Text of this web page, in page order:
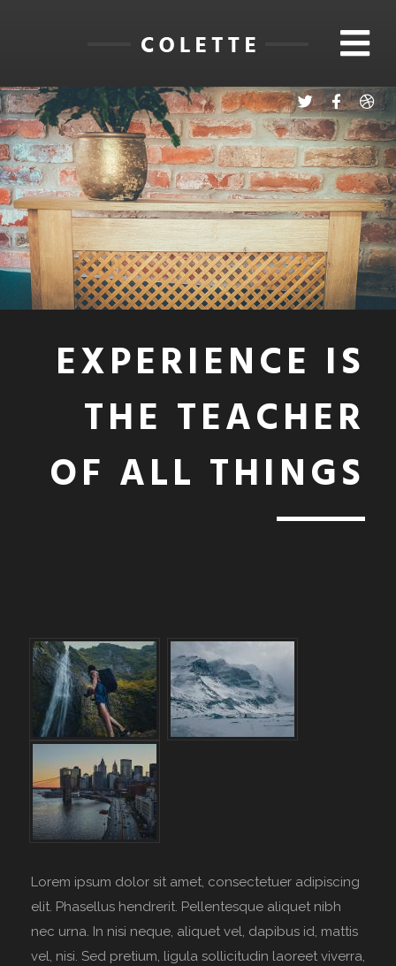
EXPERIENCE IS
THE TEACHER
OF ALL THINGS
Lorem ipsum dolor sit amet, consectetuer adipiscing
elit. Phasellus hendrerit. Pellentesque aliquet nibh
nec urna. In nisi neque, aliquet vel, dapibus id, mattis
vel, nisi. Sed pretium, ligula sollicitudin laoreet viverra,